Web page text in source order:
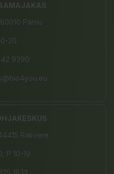
Pärnu
20
9390
Rakvere
P 10-19
1833